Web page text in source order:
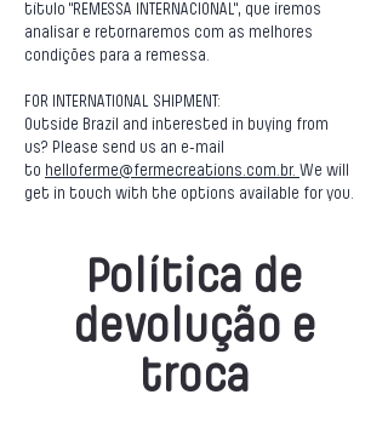
título "REMESSA INTERNACIONAL", que iremos
analisar e retornaremos com as melhores
condições para a remessa.
FOR INTERNATIONAL SHIPMENT:
Outside Brazil and interested in buying from
us? Please send us an e-mail
to helloferme@fermecreations.com.br. We will
get in touch with the options available for you.
Política de
devolução e
troca